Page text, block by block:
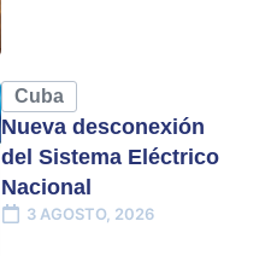
Cuba
Nueva desconexión
del Sistema Eléctrico
Nacional
3 AGOSTO, 2026